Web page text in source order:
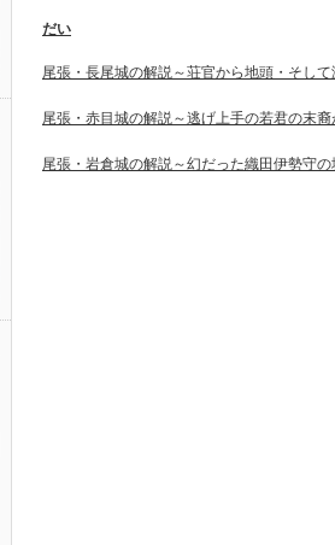
だい
尾張・長尾城の解説～荘官から地頭・そして
尾張・赤目城の解説～逃げ上手の若君の末
尾張・岩倉城の解説～幻だった織田伊勢守の